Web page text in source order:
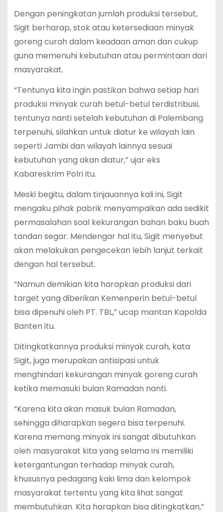
Dengan peningkatan jumlah produksi tersebut,
Sigit berharap, stok atau ketersediaan minyak
goreng curah dalam keadaan aman dan cukup
guna memenuhi kebutuhan atau permintaan dari
masyarakat.
“Tentunya kita ingin pastikan bahwa setiap hari
produksi minyak curah betul-betul terdistribusi,
tentunya nanti setelah kebutuhan di Palembang
terpenuhi, silahkan untuk diatur ke wilayah lain
seperti Jambi dan wilayah lainnya sesuai
kebutuhan yang akan diatur,” ujar eks
Kabareskrim Polri itu.
Meski begitu, dalam tinjauannya kali ini, Sigit
mengaku pihak pabrik menyampaikan ada sedikit
permasalahan soal kekurangan bahan baku buah
tandan segar. Mendengar hal itu, Sigit menyebut
akan melakukan pengecekan lebih lanjut terkait
dengan hal tersebut.
“Namun demikian kita harapkan produksi dari
target yang diberikan Kemenperin betul-betul
bisa dipenuhi oleh PT. TBL,” ucap mantan Kapolda
Banten itu.
Ditingkatkannya produksi minyak curah, kata
Sigit, juga merupakan antisipasi untuk
menghindari kekurangan minyak goreng curah
ketika memasuki bulan Ramadan nanti.
“Karena kita akan masuk bulan Ramadan,
sehingga diharapkan segera bisa terpenuhi.
Karena memang minyak ini sangat dibutuhkan
oleh masyarakat kita yang selama ini memiliki
ketergantungan terhadap minyak curah,
khususnya pedagang kaki lima dan kelompok
masyarakat tertentu yang kita lihat sangat
membutuhkan. Kita harapkan bisa ditingkatkan,”